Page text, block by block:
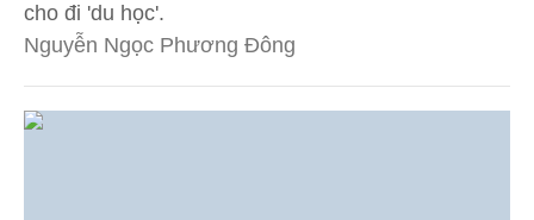
cho đi 'du học'.
Nguyễn Ngọc Phương Đông